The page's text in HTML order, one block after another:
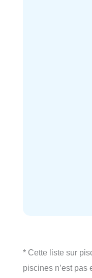
* Cette liste sur
piscines n’est pas